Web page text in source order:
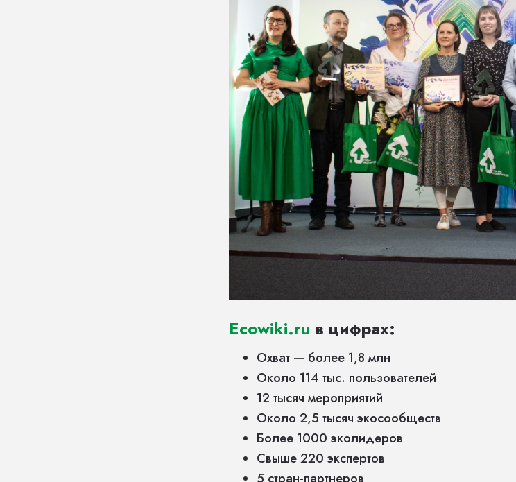
Ecowiki.ru в цифрах:
Охват — более 1,8 млн
Около 114 тыс. пользователей
12 тысяч мероприятий
Около 2,5 тысяч экосообществ
Более 1000 эколидеров
Свыше 220 экспертов
5 стран-партнеров